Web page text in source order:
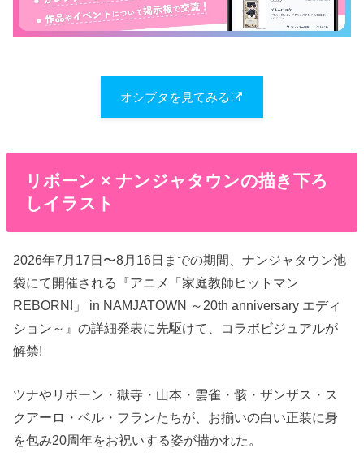
オシブタを見てみる
リボーン × ナンジャタウンの描き下ろ
しイラスト
2026年7月17日〜8月16日までの期間、ナンジャタウン池
袋にて開催される『アニメ「家庭教師ヒットマン
REBORN!」 in NAMJATOWN ～20th anniversary エディ
ション～』の詳細発表に先駆けて、コラボビジュアルが
解禁!
ツナやリボーン・獄寺・山本・雲雀・骸・ザンザス・ス
クアーロ・ベル・フランたちが、お揃いの白い正装に身
を包み20周年をお祝いする姿が描かれた。